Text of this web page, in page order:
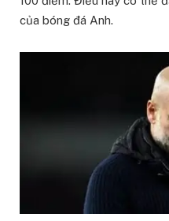
của bóng đá Anh.